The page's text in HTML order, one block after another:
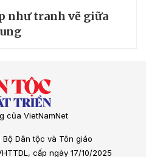
như tranh vẽ giữa
của VietNamNet
Dân tộc và Tôn giáo
cấp ngày 17/10/2025